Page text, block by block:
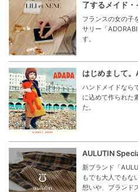
了するメイド
フランスの女の子
サリー「
す。
はじめまして。
ハンドメイドなら
に込めて作られた
た。
AULUTIN
新ブランド「
もでも大人でもな
想いや、ブランド